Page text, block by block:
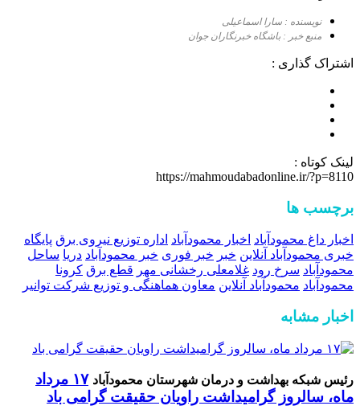
نویسنده : سارا اسماعیلی
منبع خبر : باشگاه خبرنگاران جوان
اشتراک گذاری :
لینک کوتاه :
https://mahmoudabadonline.ir/?p=8110
برچسب ها
اخبار داغ محمودآباد اخبار محمودآباد اداره توزیع نیروی برق پایگاه
خبری محمودآباد آنلاین خبر خبر فوری خبر محمودآباد دریا ساحل
محمودآباد سرخ رود غلامعلی رخشانی مهر قطع برق کرونا
محمودآباد محمودآباد آنلاین معاون هماهنگی و توزیع شرکت توانیر
اخبار مشابه
رئیس شبکه بهداشت و درمان شهرستان محمودآباد
۱۷ مرداد
ماه، سالروز گرامیداشت راویان حقیقت گرامی باد